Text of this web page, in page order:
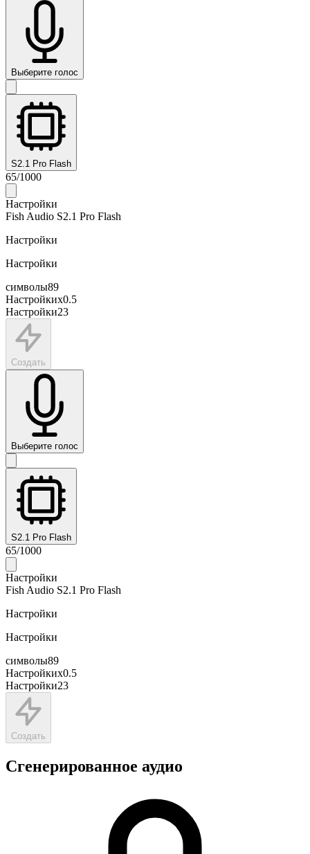
Выберите голос
S2.1 Pro Flash
65/1000
Настройки
Fish Audio S2.1 Pro Flash
Настройки
Настройки
символы89
Настройкиx0.5
Настройки23
Создать
Выберите голос
S2.1 Pro Flash
65/1000
Настройки
Fish Audio S2.1 Pro Flash
Настройки
Настройки
символы89
Настройкиx0.5
Настройки23
Создать
Сгенерированное аудио